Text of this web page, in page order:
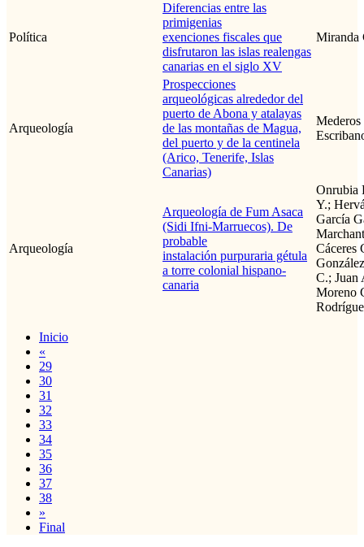
Política
Diferencias entre las
primigenias
exenciones fiscales que
disfrutaron las islas realengas
canarias en el siglo XV
Miranda
Arqueología
Prospecciones
arqueológicas alrededor del
puerto de Abona y atalayas
de las montañas de Magua,
del puerto y de la centinela
(Arico, Tenerife, Islas
Canarias)
Arqueología
Arqueología de Fum Asaca
(Sidi Ifni-Marruecos). De
probable
instalación purpuraria gétula
a torre colonial hispano-
canaria
Onrubia
Y.;
García
Cáceres
C.; Juan
Moreno
Inicio
«
29
30
31
32
33
34
35
36
37
38
»
Final